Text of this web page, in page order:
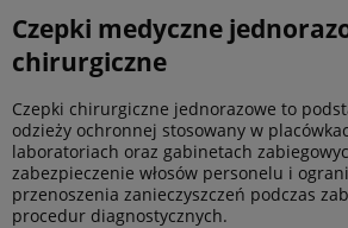
Czepki medyczne
chirurgiczne
Czepki chirurgiczne jednorazowe to
odzieży ochronnej stosowany w
laboratoriach oraz gabinetach
zabezpieczenie włosów personelu i
przenoszenia zanieczyszczeń podczas
procedur diagnostycznych.